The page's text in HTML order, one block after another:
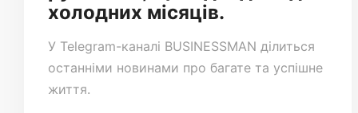
холодних місяців.
У Telegram-каналі BUSINESSMAN ділиться
останніми новинами про багате та успішне
життя.